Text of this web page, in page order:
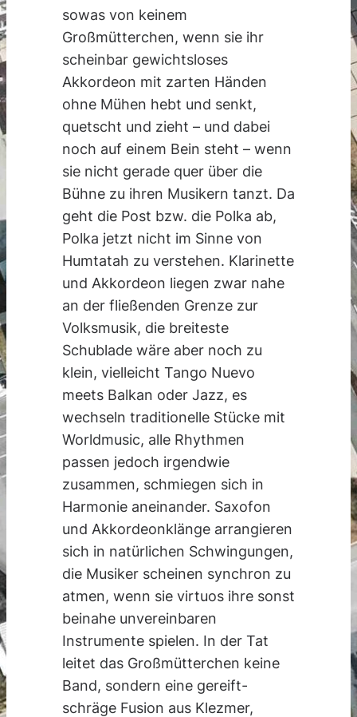
sowas von keinem
Großmütterchen, wenn sie ihr
scheinbar gewichtsloses
Akkordeon mit zarten Händen
ohne Mühen hebt und senkt,
quetscht und zieht – und dabei
noch auf einem Bein steht – wenn
sie nicht gerade quer über die
Bühne zu ihren Musikern tanzt. Da
geht die Post bzw. die Polka ab,
Polka jetzt nicht im Sinne von
Humtatah zu verstehen. Klarinette
und Akkordeon liegen zwar nahe
an der fließenden Grenze zur
Volksmusik, die breiteste
Schublade wäre aber noch zu
klein, vielleicht Tango Nuevo
meets Balkan oder Jazz, es
wechseln traditionelle Stücke mit
Worldmusic, alle Rhythmen
passen jedoch irgendwie
zusammen, schmiegen sich in
Harmonie aneinander. Saxofon
und Akkordeonklänge arrangieren
sich in natürlichen Schwingungen,
die Musiker scheinen synchron zu
atmen, wenn sie virtuos ihre sonst
beinahe unvereinbaren
Instrumente spielen. In der Tat
leitet das Großmütterchen keine
Band, sondern eine gereift-
schräge Fusion aus Klezmer,